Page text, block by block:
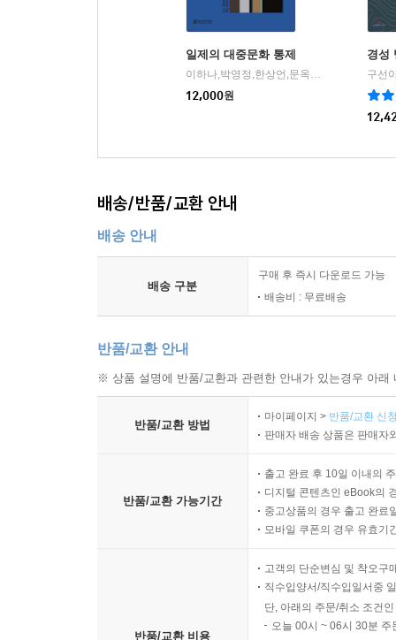
일제의 대중문화 통제
이하나,박영정,한상언,문옥배 저
동북아역
12,000원
경성
구선
배송/반품/교환 안내
배송 안내
배송 구분
구매 후 즉시 다운로드 가능
배송비 : 무료배송
반품/교환 안내
※ 상품 설명에 반품/교환과 관련한 안내가 있는경우 아
반품/교환 방법
마이페이지 > 반품/교환 신
판매자 배송 상품은 판매자
반품/교환 가능기간
출고 완료 후 10일 이내의
디지털 콘텐츠인 eBook의
중고상품의 경우 출고 완료
모바일 쿠폰의 경우 유효기
반품/교환 비용
고객의 단순변심 및 착오구
직수입양서/직수입일서중
단, 아래의 주문/취소 조건
오늘 00시 ~ 06시 30분